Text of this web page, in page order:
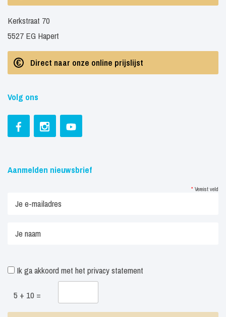
Kerkstraat 70
5527 EG Hapert
Direct naar onze online prijslijst
Volg ons
Aanmelden nieuwsbrief
* Vereist veld
Ik ga akkoord met het privacy statement
5 + 10 =